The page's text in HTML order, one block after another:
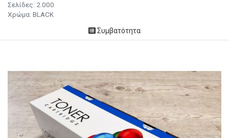
Σελίδες: 2.000
Χρώμα: BLACK
Συμβατότητα